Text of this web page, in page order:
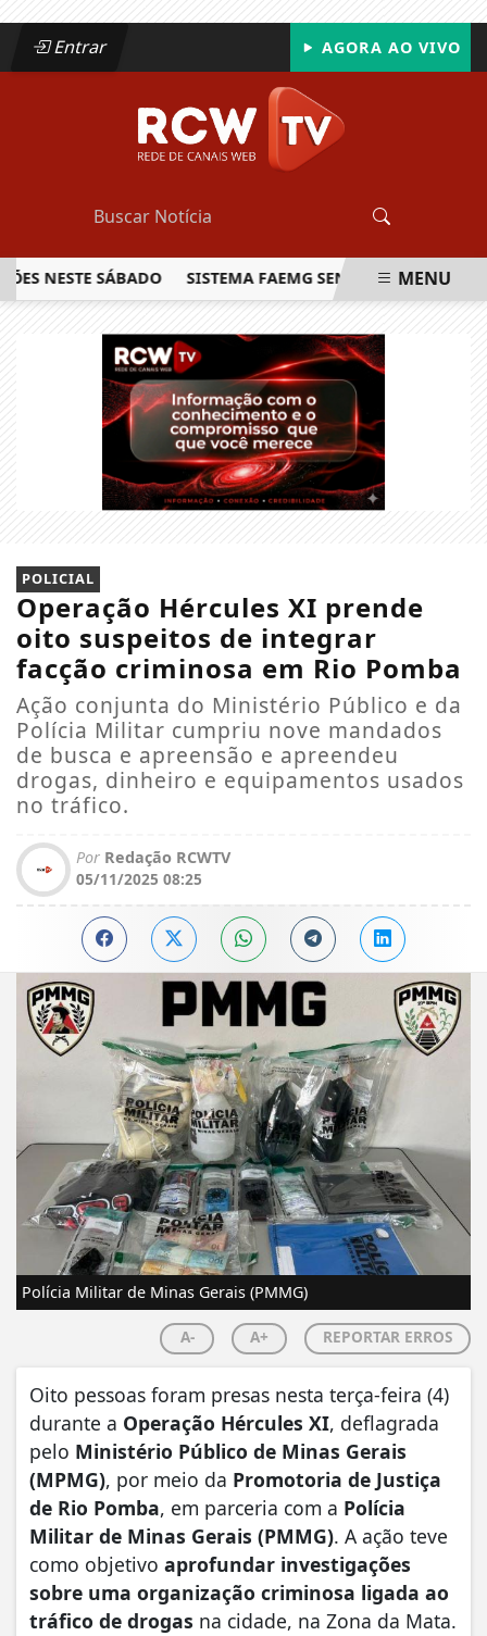
Entrar AGORA AO VIVO
NESTE SÁBADO SISTEMA FAEMG SENAR LANÇA O
MENU
POLICIAL
Operação Hércules XI prende
oito suspeitos de integrar
facção criminosa em Rio Pomba
Ação conjunta do Ministério Público e da
Polícia Militar cumpriu nove mandados
de busca e apreensão e apreendeu
drogas, dinheiro e equipamentos usados
no tráfico.
Por Redação RCWTV
05/11/2025 08:25
Polícia Militar de Minas Gerais (PMMG)
A- A+ REPORTAR ERROS
Oito pessoas foram presas nesta terça-feira (4)
durante a Operação Hércules XI, deflagrada
pelo Ministério Público de Minas Gerais
(MPMG), por meio da Promotoria de Justiça
de Rio Pomba, em parceria com a Polícia
Militar de Minas Gerais (PMMG). A ação teve
como objetivo aprofundar investigações
sobre uma organização criminosa ligada ao
tráfico de drogas na cidade, na Zona da Mata.